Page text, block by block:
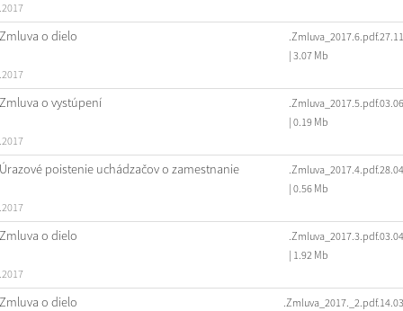
Zmluva o dielo
| 3.07 Mb
Zmluva o vystúpení
| 0.19 Mb
Úrazové poistenie uchádzačov o zamestnanie
| 0.56 Mb
Zmluva o dielo
| 1.92 Mb
Zmluva o dielo